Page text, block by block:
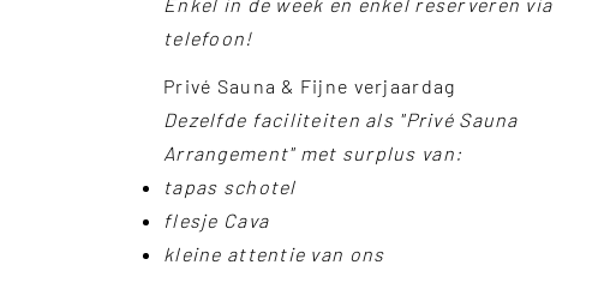
telefoon!
Privé Sauna & Fijne verjaardag
Dezelfde faciliteiten als "Privé Sauna
Arrangement" met surplus van:
tapas schotel
flesje Cava
kleine attentie van ons